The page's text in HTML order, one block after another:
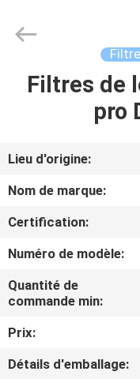
MAISON
AU
SUJET
NOUS
D'USINE
Technology
Reserved.Filtres de
pro
Lieu d'origine:
Nom de marque:
Certification:
Numéro de modèle:
Quantité de
commande min:
Prix:
Détails d'emballage: